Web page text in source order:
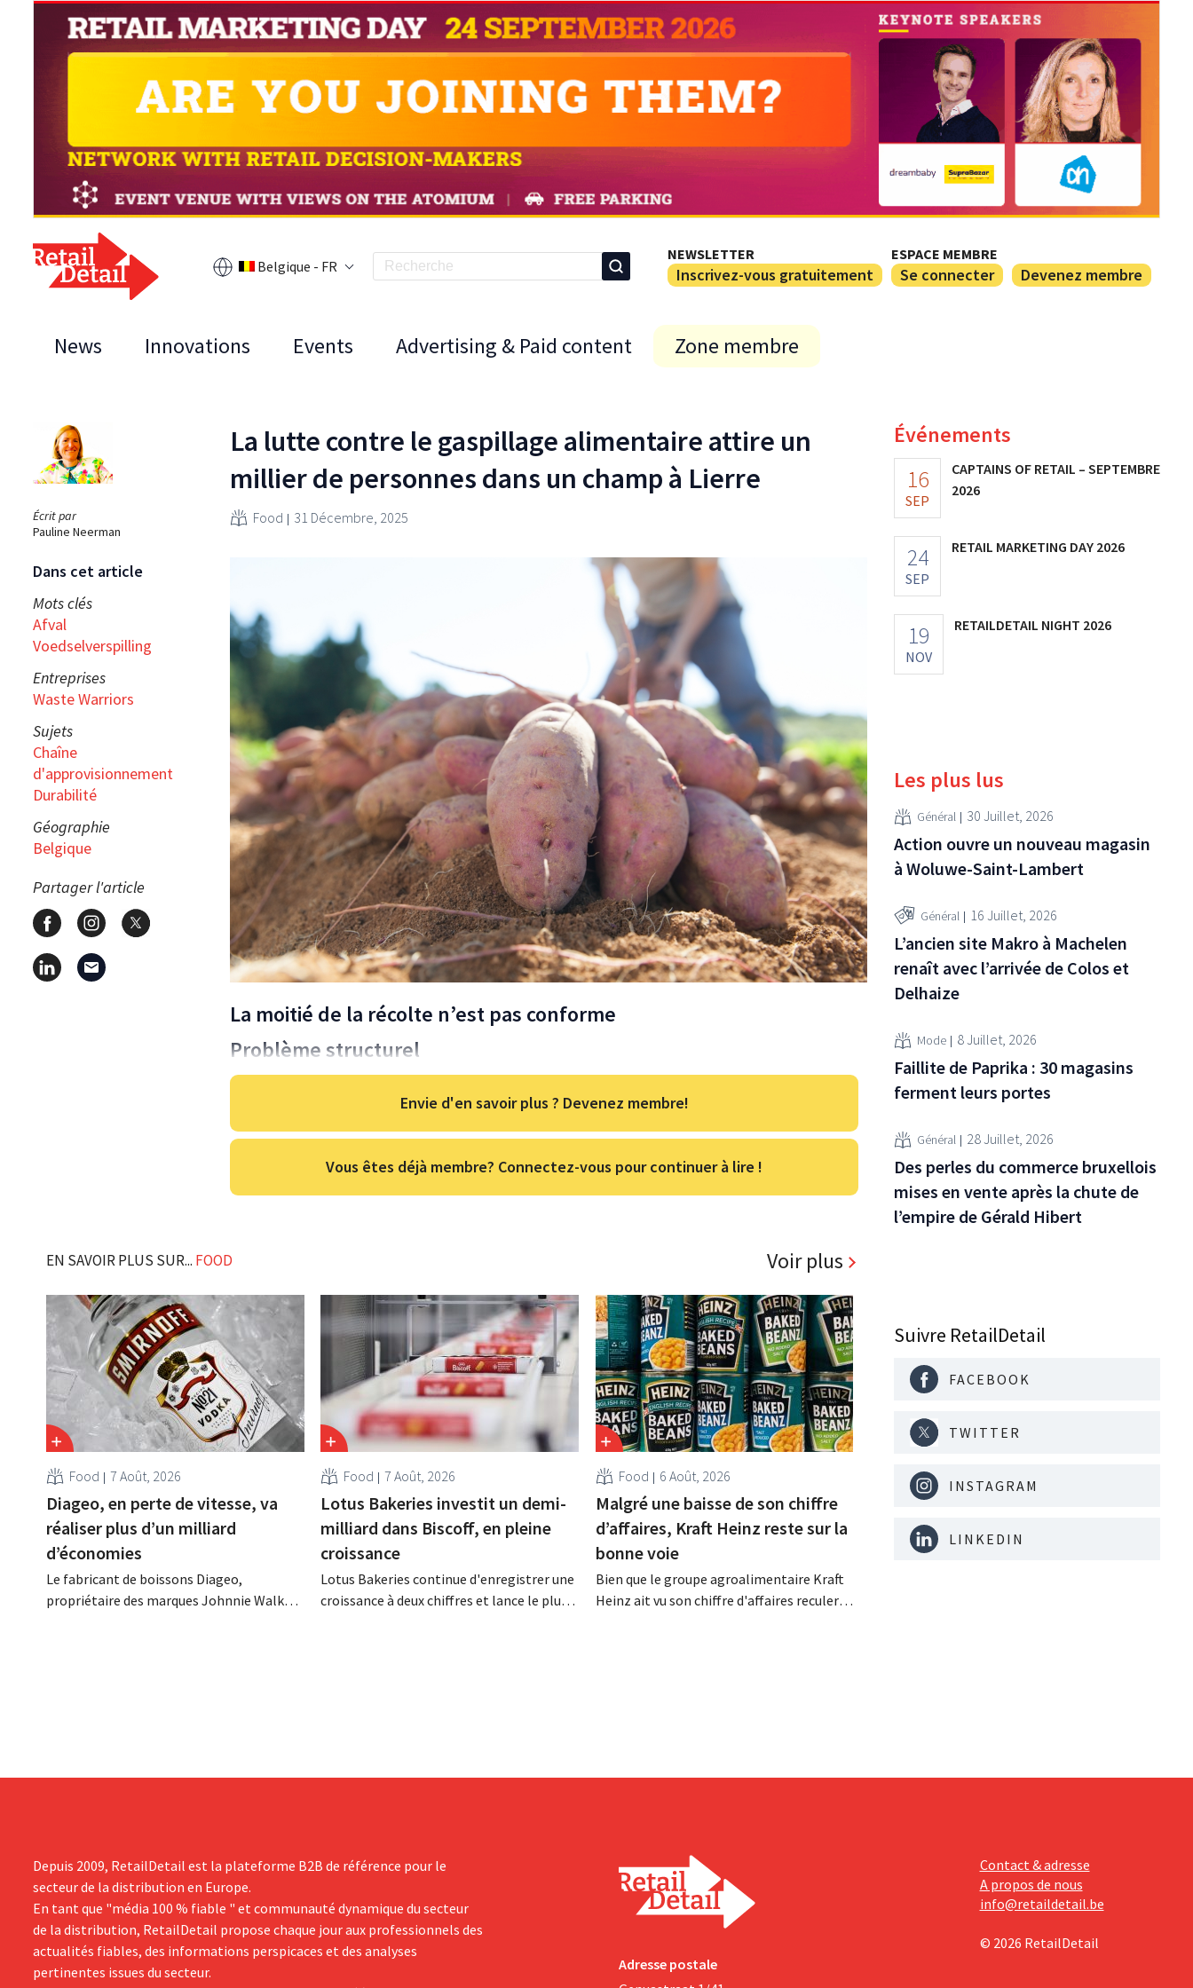
Belgique - FR
NEWSLETTER
Inscrivez-vous gratuitement
ESPACE MEMBRE
Se connecter Devenez membre
News Innovations Events Advertising & Paid content Zone membre
Écrit par
Pauline Neerman
Dans cet article
Mots clés
Afval
Voedselverspilling
Entreprises
Waste Warriors
Sujets
Chaîne
d'approvisionnement
Durabilité
Géographie
Belgique
Partager l'article
La lutte contre le gaspillage alimentaire attire un
millier de personnes dans un champ à Lierre
Food 31 Décembre, 2025
La moitié de la récolte n’est pas conforme
Problème structurel
Envie d'en savoir plus ? Devenez membre!
Vous êtes déjà membre? Connectez-vous pour continuer à lire !
EN SAVOIR PLUS SUR... FOOD Voir plus
Food 7 Août, 2026
Diageo, en perte de vitesse, va
réaliser plus d’un milliard
d’économies
Le fabricant de boissons Diageo,
propriétaire des marques Johnnie Walker,
Food 7 Août, 2026
Lotus Bakeries investit un demi-
milliard dans Biscoff, en pleine
croissance
Lotus Bakeries continue d'enregistrer une
croissance à deux chiffres et lance le plus
Food 6 Août, 2026
Malgré une baisse de son chiffre
d’affaires, Kraft Heinz reste sur la
bonne voie
Bien que le groupe agroalimentaire Kraft
Heinz ait vu son chiffre d'affaires reculer
Événements
16
SEP
CAPTAINS OF RETAIL – SEPTEMBRE
2026
24
SEP
RETAIL MARKETING DAY 2026
19
NOV
RETAILDETAIL NIGHT 2026
Les plus lus
Général 30 Juillet, 2026
Action ouvre un nouveau magasin
à Woluwe-Saint-Lambert
Général 16 Juillet, 2026
L’ancien site Makro à Machelen
renaît avec l’arrivée de Colos et
Delhaize
Mode 8 Juillet, 2026
Faillite de Paprika : 30 magasins
ferment leurs portes
Général 28 Juillet, 2026
Des perles du commerce bruxellois
mises en vente après la chute de
l’empire de Gérald Hibert
Suivre RetailDetail
FACEBOOK
TWITTER
INSTAGRAM
LINKEDIN
Depuis 2009, RetailDetail est la plateforme B2B de référence pour le
secteur de la distribution en Europe.
En tant que "média 100 % fiable " et communauté dynamique du secteur
de la distribution, RetailDetail propose chaque jour aux professionnels des
actualités fiables, des informations perspicaces et des analyses
pertinentes issues du secteur.
Adresse postale
Contact & adresse
A propos de nous
info@retaildetail.be
© 2026 RetailDetail